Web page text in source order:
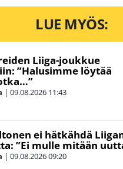
LUE MYÖS:
Liiga-joukkue
”Halusimme löytää
| 09.08.2026 11:43
ei hätkähdä
”Ei mulle mitään
| 09.08.202609:20